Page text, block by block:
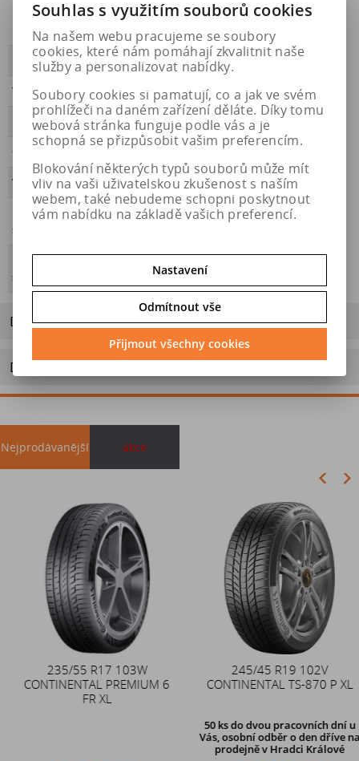
Přilnavost na
ledu
NE
PŘILNAVOST B
Třída hluku A
HLUČNOST 67
OBDOBÍ letní
VALIVÝ ODPOR C
Přilnavost na
sněhu
NE
štítek
Dotaz na výrobek
Doporučit výrobek
Nejprodávanější akce
235/55 R17 103W
CONTINENTAL PREMIUM 6
FR XL
245/45 R19 102V
CONTINENTAL TS-870 P XL
50 ksdo dvou pracovních dní u
Vás, osobní odběr o den dřívena
prodejně v Hradci Králové
Duše 12x4 (4.00-4) kovový
zahnutý ventil TR87
Souhlas s využitím souborů cookies
Na našem webu pracujeme se soubory
cookies, které nám pomáhají zkvalitnit naše
služby a personalizovat nabídky.
Soubory cookies si pamatují, co a jak ve svém
prohlížeči na daném zařízení děláte. Díky tomu
webová stránka funguje podle vás a je
schopná se přizpůsobit vašim preferencím.
Blokování některých typů souborů může mít
vliv na vaši uživatelskou zkušenost s naším
webem, také nebudeme schopni poskytnout
vám nabídku na základě vašich preferencí.
Nastavení
Odmítnout vše
Přijmout všechny cookies